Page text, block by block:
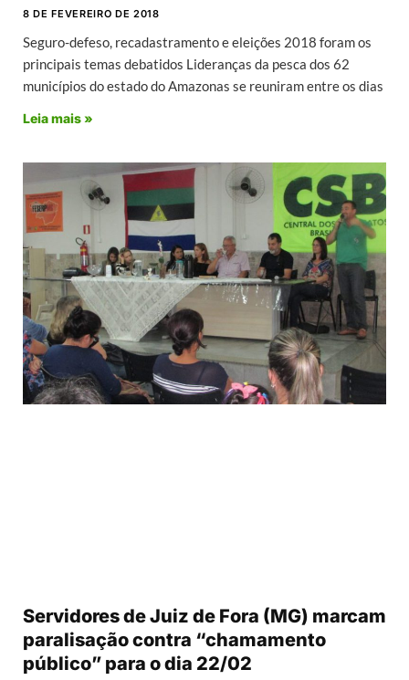
8 DE FEVEREIRO DE 2018
Seguro-defeso, recadastramento e eleições 2018 foram os
principais temas debatidos Lideranças da pesca dos 62
municípios do estado do Amazonas se reuniram entre os dias
Leia mais »
Servidores de Juiz de Fora (MG) marcam
paralisação contra “chamamento
público” para o dia 22/02